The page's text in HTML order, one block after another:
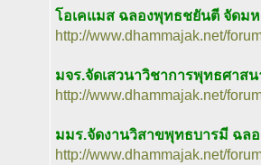
โอเคแมส ฉลองพุทธชยันตี จัดม
http://www.dhammajak.net/
มจร.จัดเสวนาวิชาการพุทธศาส
http://www.dhammajak.net/
มมร.จัดงานวิสาขพุทธบารมี ฉล
http://www.dhammajak.net/